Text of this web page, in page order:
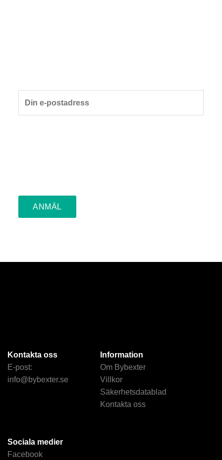
Kontakta oss
E-post:
info@bybexter.se
Information
Om Bybexter
Villkor
Säkerhetsdatablad
Kontakta oss
Sociala medier
Facebook